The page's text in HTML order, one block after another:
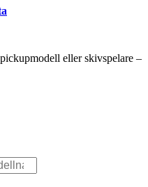
eller skivspelare –